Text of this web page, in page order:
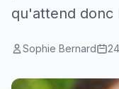
qu'attend donc
Sophie Bernard